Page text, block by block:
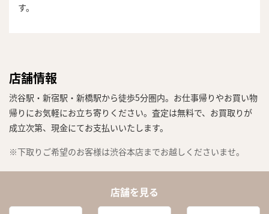
す。
店舗情報
渋谷駅・新宿駅・新橋駅から徒歩5分圏内。お仕事帰りやお買い物
帰りにお気軽にお立ち寄りください。査定は無料で、お買取りが
成立次第、現金にてお支払いいたします。
※下取りご希望のお客様は渋谷本店までお越しくださいませ。
店舗を見る